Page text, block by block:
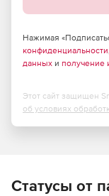
Нажимая
конфиденциальности
данных и получение
Этот сайт защищен
об условиях
Статусы от